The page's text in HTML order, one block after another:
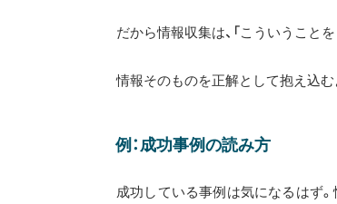
だから情報収集は、「こういうこと
情報そのものを正解として抱え込む
例：成功事例の読み方
成功している事例は気になるはず